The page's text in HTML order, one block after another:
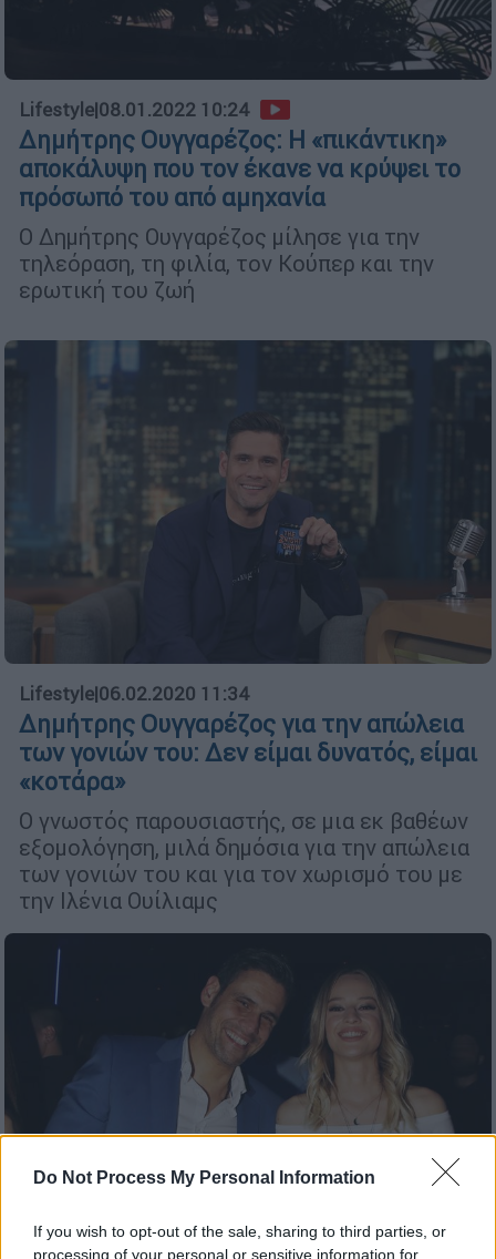
Do Not Process My Personal Information
If you wish to opt-out of the sale, sharing to third parties, or
processing of your personal or sensitive information for
Lifestyle|08.01.2022 10:24
Δημήτρης Ουγγαρέζος: Η «πικάντικη»
αποκάλυψη που τον έκανε να κρύψει το
πρόσωπό του από αμηχανία
Ο Δημήτρης Ουγγαρέζος μίλησε για την
τηλεόραση, τη φιλία, τον Κούπερ και την
ερωτική του ζωή
Lifestyle|06.02.2020 11:34
Δημήτρης Ουγγαρέζος για την απώλεια
των γονιών του: Δεν είμαι δυνατός, είμαι
«κοτάρα»
Ο γνωστός παρουσιαστής, σε μια εκ βαθέων
εξομολόγηση, μιλά δημόσια για την απώλεια
των γονιών του και για τον χωρισμό του με
την Ιλένια Ουίλιαμς
Lifestyle|30.11.2019 14:52